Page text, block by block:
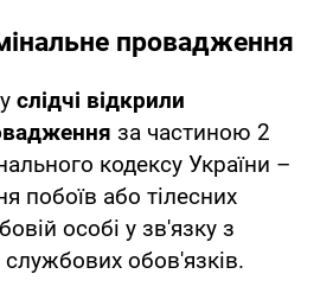
провадження
слідчі відкрили
за частиною 2
кодексу України –
побоїв або тілесних
особі у зв'язку з
обов'язків.